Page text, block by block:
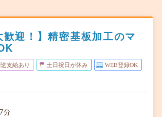
歓迎！】精密基板加工のマ
支給あり 土日祝日が休み WEB登録OK
分